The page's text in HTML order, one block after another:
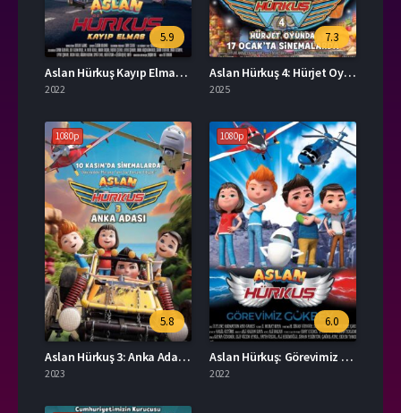
5.9
Aslan Hürkuş Kayıp Elmas Full İzle
2022
7.3
Aslan Hürkuş 4: Hürjet Oyunda İzle
2025
1080p
5.8
Aslan Hürkuş 3: Anka Adası İzle
2023
1080p
6.0
Aslan Hürkuş: Görevimiz Gökbey Full İzle
2022